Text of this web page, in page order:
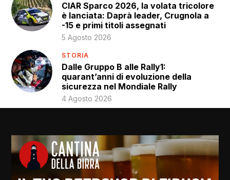
CIAR Sparco 2026, la volata tricolore
è lanciata: Daprà leader, Crugnola a
-15 e primi titoli assegnati
5 Agosto 2026
STORIA
Dalle Gruppo B alle Rally1:
quarant’anni di evoluzione della
sicurezza nel Mondiale Rally
4 Agosto 2026